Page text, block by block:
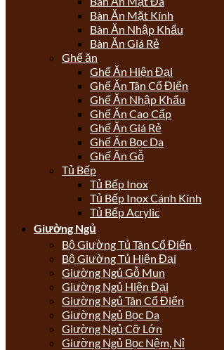
Bàn Ăn Mặt Kính
Bàn Ăn Nhập Khẩu
Bàn Ăn Giá Rẻ
Ghế ăn
Ghế Ăn Hiện Đại
Ghế Ăn Tân Cổ Điển
Ghế Ăn Nhập Khẩu
Ghế Ăn Cao Cấp
Ghế Ăn Giá Rẻ
Ghế Ăn Bọc Da
Ghế Ăn Gỗ
Tủ Bếp
Tủ Bếp Inox
Tủ Bếp Inox Cánh Kính
Tủ Bếp Acrylic
Giường Ngủ
Bộ Giường Tủ Tân Cổ Điển
Bộ Giường Tủ Hiện Đại
Giường Ngủ Gỗ Mun
Giường Ngủ Hiện Đại
Giường Ngủ Tân Cổ Điển
Giường Ngủ Bọc Da
Giường Ngủ Cỡ Lớn
Giường Ngủ Bọc Nệm, Nỉ